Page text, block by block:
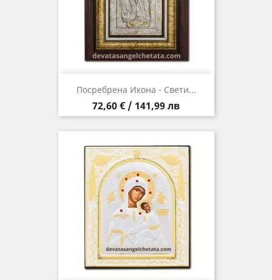
Посребрена Икона - Свети...
Цена
72,60 € / 141,99 лв